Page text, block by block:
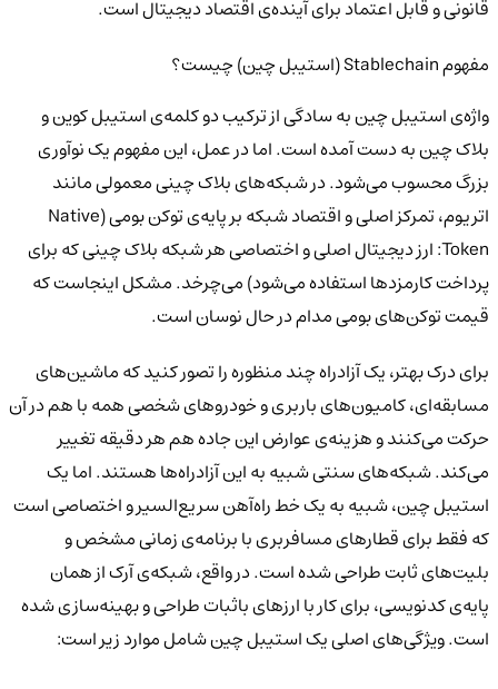
قانونی و قابل اعتماد برای آینده‌ی اقتصاد دیجیتال است.
مفهوم Stablechain (استیبل چین) چیست؟
واژه‌ی استیبل چین به سادگی از ترکیب دو کلمه‌ی استیبل کوین و
بلاک چین به دست آمده است. اما در عمل، این مفهوم یک نوآوری
بزرگ محسوب می‌شود. در شبکه‌های بلاک چینی معمولی مانند
اتریوم، تمرکز اصلی و اقتصاد شبکه بر پایه‌ی توکن بومی (Native
Token: ارز دیجیتال اصلی و اختصاصی هر شبکه بلاک چینی که برای
پرداخت کارمزدها استفاده می‌شود) می‌چرخد. مشکل اینجاست که
قیمت توکن‌های بومی مدام در حال نوسان است.
برای درک بهتر، یک آزادراه چند منظوره را تصور کنید که ماشین‌های
مسابقه‌ای، کامیون‌های باربری و خودروهای شخصی همه با هم در آن
حرکت می‌کنند و هزینه‌ی عوارض این جاده هم هر دقیقه تغییر
می‌کند. شبکه‌های سنتی شبیه به این آزادراه‌ها هستند. اما یک
استیبل چین، شبیه به یک خط راه‌آهن سریع‌السیر و اختصاصی است
که فقط برای قطارهای مسافربری با برنامه‌ی زمانی مشخص و
بلیت‌های ثابت طراحی شده است. در واقع، شبکه‌ی آرک از همان
پایه‌ی کدنویسی، برای کار با ارزهای باثبات طراحی و بهینه‌سازی شده
است. ویژگی‌های اصلی یک استیبل چین شامل موارد زیر است: